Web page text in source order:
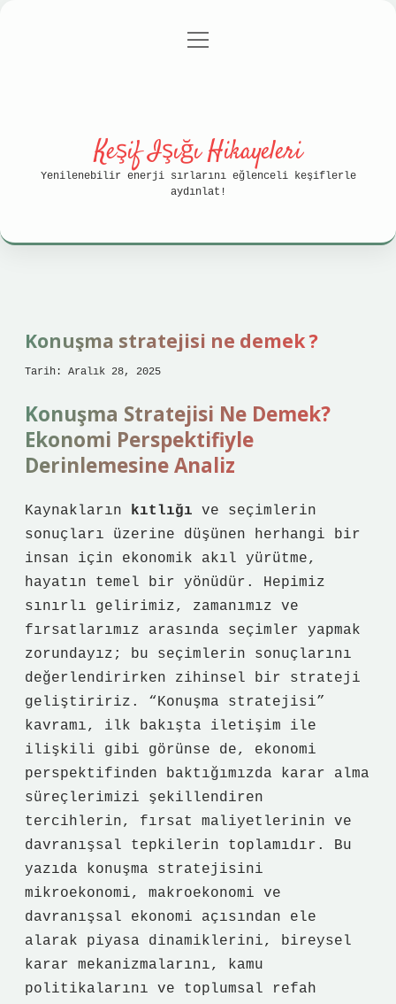
Gizlilik Politikası
menüyü
Keşif Işığı Hikayeleri
Yenilenebilir enerji sırlarını eğlenceli keşiflerle
aydınlat!
Konuşma stratejisi ne demek ?
Tarih: Aralık 28, 2025
Konuşma Stratejisi Ne Demek?
Ekonomi Perspektifiyle
Derinlemesine Analiz
Kaynakların kıtlığı ve seçimlerin
sonuçları üzerine düşünen herhangi bir
insan için ekonomik akıl yürütme,
hayatın temel bir yönüdür. Hepimiz
sınırlı gelirimiz, zamanımız ve
fırsatlarımız arasında seçimler yapmak
zorundayız; bu seçimlerin sonuçlarını
değerlendirirken zihinsel bir strateji
geliştiririz. “Konuşma stratejisi”
kavramı, ilk bakışta iletişim ile
ilişkili gibi görünse de, ekonomi
perspektifinden baktığımızda karar alma
süreçlerimizi şekillendiren
tercihlerin, fırsat maliyetlerinin ve
davranışsal tepkilerin toplamıdır. Bu
yazıda konuşma stratejisini
mikroekonomi, makroekonomi ve
davranışsal ekonomi açısından ele
alarak piyasa dinamiklerini, bireysel
karar mekanizmalarını, kamu
politikalarını ve toplumsal refah